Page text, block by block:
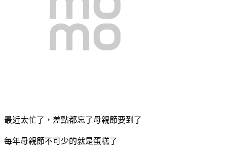
最近太忙了，差點都忘了母親節要到了
每年母親節不可少的就是蛋糕了